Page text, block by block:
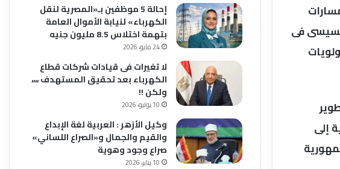
فى
إلى
إحالة 5 موظفين بـ«المصرية لنقل
الكهرباء» لنيابة الأموال العامة
بتهمة اختلاس 8.5 مليون جنيه
24 مايو، 2026
لا تغيرات فى قيادات شركات قطاع
الكهرباء بعد تحقيق المستهدف ،،،،
ولكن !!
10 يوليو، 2026
وكيل الأزهر : العربية لغة الإبداع
والقيم والجمال و«الصراع اللساني»
صراع وجود وهوية
10 يناير، 2026